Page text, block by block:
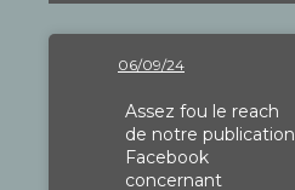
06/09/24
Assez fou le reach
de notre publication
Facebook
concernant